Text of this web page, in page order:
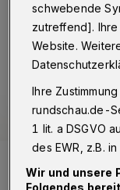
Rainer Spiecker.
Foto: Wolf Sondermann
schwebende
zutreffend].
Website.
Ihre
rundschau.de-
1 lit. a DSGVO
des EWR, z.B.
Wir und unsere
Folgendes